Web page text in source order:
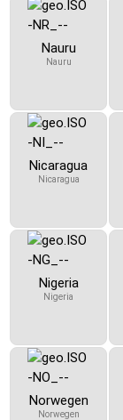
Nauru
Nauru
Nicaragua
Nicaragua
Nigeria
Nigeria
Norwegen
Norwegen